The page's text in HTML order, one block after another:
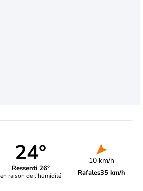
24°
Ressenti 26°
en raison de l'humidité
10 km/h
Rafales35 km/h